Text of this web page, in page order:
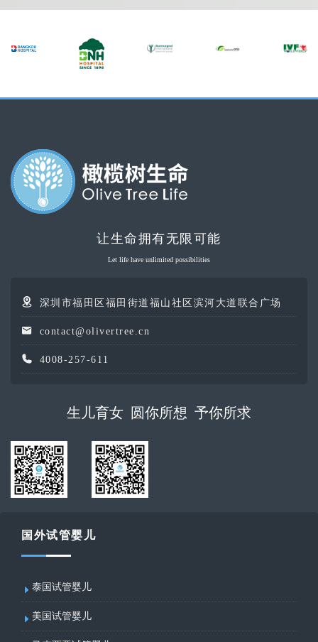
让生命拥有无限可能
Let life have unlimited possibilities
深圳市福田区福田街道福山社区滨河大道联合广场
contact@olivertree.cn
4008-257-611
生儿育女 圆你所想 予你所求
国外试管婴儿
泰国试管婴儿
美国试管婴儿